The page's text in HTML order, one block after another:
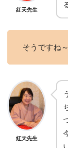
紅天先生
そうですね～
紅天先生